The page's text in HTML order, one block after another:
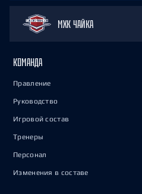
МХК ЧАЙКА
КОМАНДА
Правление
Руководство
Игровой состав
Тренеры
Персонал
Изменения в составе